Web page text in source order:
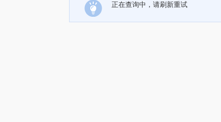
正在查询中，请刷新重试